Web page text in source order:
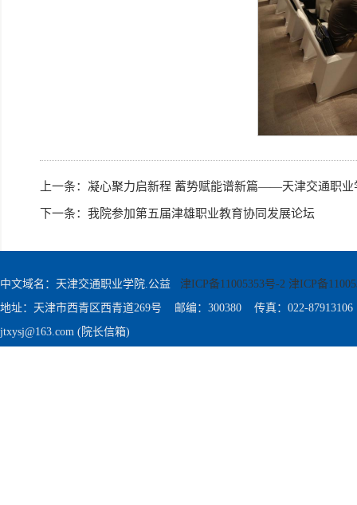
上一条： 凝心聚力启新程 蓄势赋能谱新篇——天津交通职业
下一条： 我院参加第五届津雄职业教育协同发展论坛
中文域名：天津交通职业学院.公益 津ICP备11005353号-2 津ICP备
地址：天津市西青区西青道269号 邮编：300380 传真：022-87913106
jtxysj@163.com (院长信箱)